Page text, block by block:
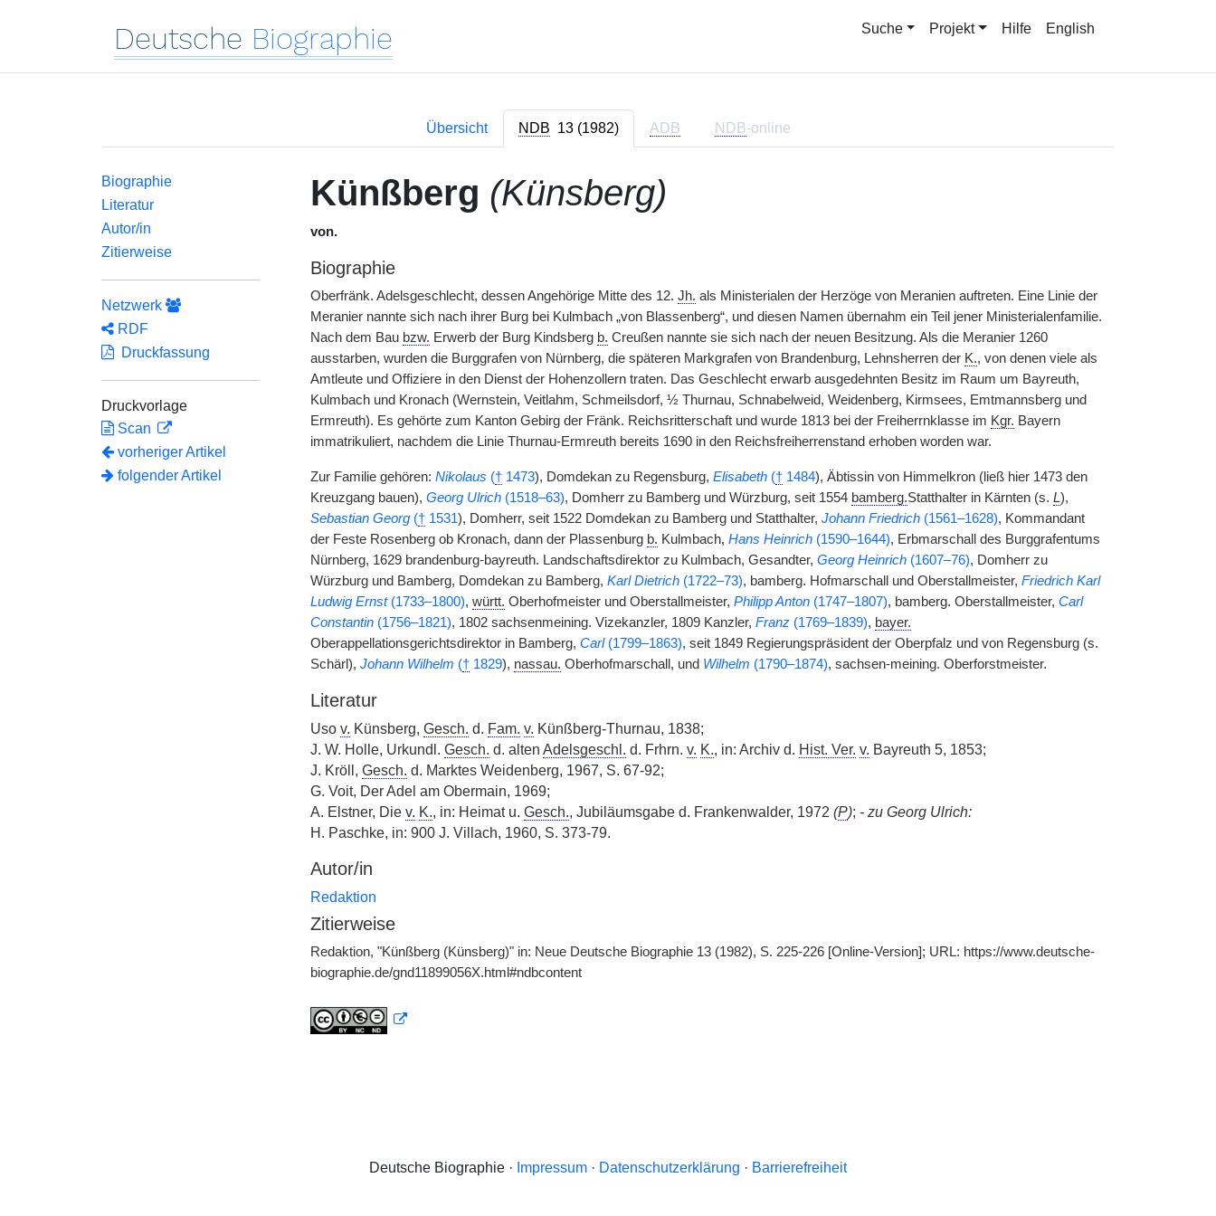
Deutsche Biographie Suche Projekt Hilfe English
Übersicht NDB 13 (1982) ADB NDB-online
Biographie
Literatur
Autor/in
Zitierweise
Netzwerk
RDF
Druckfassung
Druckvorlage
Scan
vorheriger Artikel
folgender Artikel
Künßberg (Künsberg)
von.
Biographie
Oberfränk. Adelsgeschlecht, dessen Angehörige Mitte des 12. Jh. als Ministerialen der Herzöge von Meranien auftreten. Eine Linie der
Meranier nannte sich nach ihrer Burg bei Kulmbach „von Blassenberg“, und diesen Namen übernahm ein Teil jener Ministerialenfamilie.
Nach dem Bau bzw. Erwerb der Burg Kindsberg b. Creußen nannte sie sich nach der neuen Besitzung. Als die Meranier 1260
ausstarben, wurden die Burggrafen von Nürnberg, die späteren Markgrafen von Brandenburg, Lehnsherren der K., von denen viele als
Amtleute und Offiziere in den Dienst der Hohenzollern traten. Das Geschlecht erwarb ausgedehnten Besitz im Raum um Bayreuth,
Kulmbach und Kronach (Wernstein, Veitlahm, Schmeilsdorf, ½ Thurnau, Schnabelweid, Weidenberg, Kirmsees, Emtmannsberg und
Ermreuth). Es gehörte zum Kanton Gebirg der Fränk. Reichsritterschaft und wurde 1813 bei der Freiherrnklasse im Kgr. Bayern
immatrikuliert, nachdem die Linie Thurnau-Ermreuth bereits 1690 in den Reichsfreiherrenstand erhoben worden war.
Zur Familie gehören: Nikolaus (†1473), Domdekan zu Regensburg, Elisabeth(†1484), Äbtissin von Himmelkron (ließ hier 1473 den
Kreuzgang bauen), Georg Ulrich(1518–63), Domherr zu Bamberg und Würzburg, seit 1554 bamberg.Statthalter in Kärnten (s. L),
Sebastian Georg(†1531), Domherr, seit 1522 Domdekan zu Bamberg und Statthalter, Johann Friedrich(1561–1628), Kommandant
der Feste Rosenberg ob Kronach, dann der Plassenburg b. Kulmbach, Hans Heinrich(1590–1644), Erbmarschall des Burggrafentums
Nürnberg, 1629 brandenburg-bayreuth. Landschaftsdirektor zu Kulmbach, Gesandter, Georg Heinrich(1607–76), Domherr zu
Würzburg und Bamberg, Domdekan zu Bamberg, Karl Dietrich(1722–73), bamberg. Hofmarschall und Oberstallmeister, Friedrich Karl
Ludwig Ernst(1733–1800), württ. Oberhofmeister und Oberstallmeister, Philipp Anton(1747–1807), bamberg. Oberstallmeister, Carl
Constantin(1756–1821), 1802 sachsenmeining. Vizekanzler, 1809 Kanzler, Franz(1769–1839), bayer.
Oberappellationsgerichtsdirektor in Bamberg, Carl(1799–1863), seit 1849 Regierungspräsident der Oberpfalz und von Regensburg (s.
Schärl), Johann Wilhelm (†1829), nassau. Oberhofmarschall, und Wilhelm (1790–1874), sachsen-meining. Oberforstmeister.
Literatur
Uso v. Künsberg, Gesch. d. Fam. v. Künßberg-Thurnau, 1838;
J. W. Holle, Urkundl. Gesch. d. alten Adelsgeschl. d. Frhrn. v. K., in: Archiv d. Hist. Ver. v. Bayreuth 5, 1853;
J. Kröll, Gesch. d. Marktes Weidenberg, 1967, S. 67-92;
G. Voit, Der Adel am Obermain, 1969;
A. Elstner, Die v. K., in: Heimat u. Gesch., Jubiläumsgabe d. Frankenwalder, 1972 (P); - zu Georg Ulrich:
H. Paschke, in: 900 J. Villach, 1960, S. 373-79.
Autor/in
Redaktion
Zitierweise
Redaktion, "Künßberg (Künsberg)" in: Neue Deutsche Biographie 13 (1982), S. 225-226 [Online-Version]; URL: https://www.deutsche-
biographie.de/gnd11899056X.html#ndbcontent
Deutsche Biographie · Impressum · Datenschutzerklärung · Barrierefreiheit